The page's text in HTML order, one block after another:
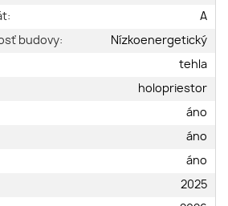
A
budovy:
Nízkoenergetický
tehla
holopriestor
áno
áno
áno
2025